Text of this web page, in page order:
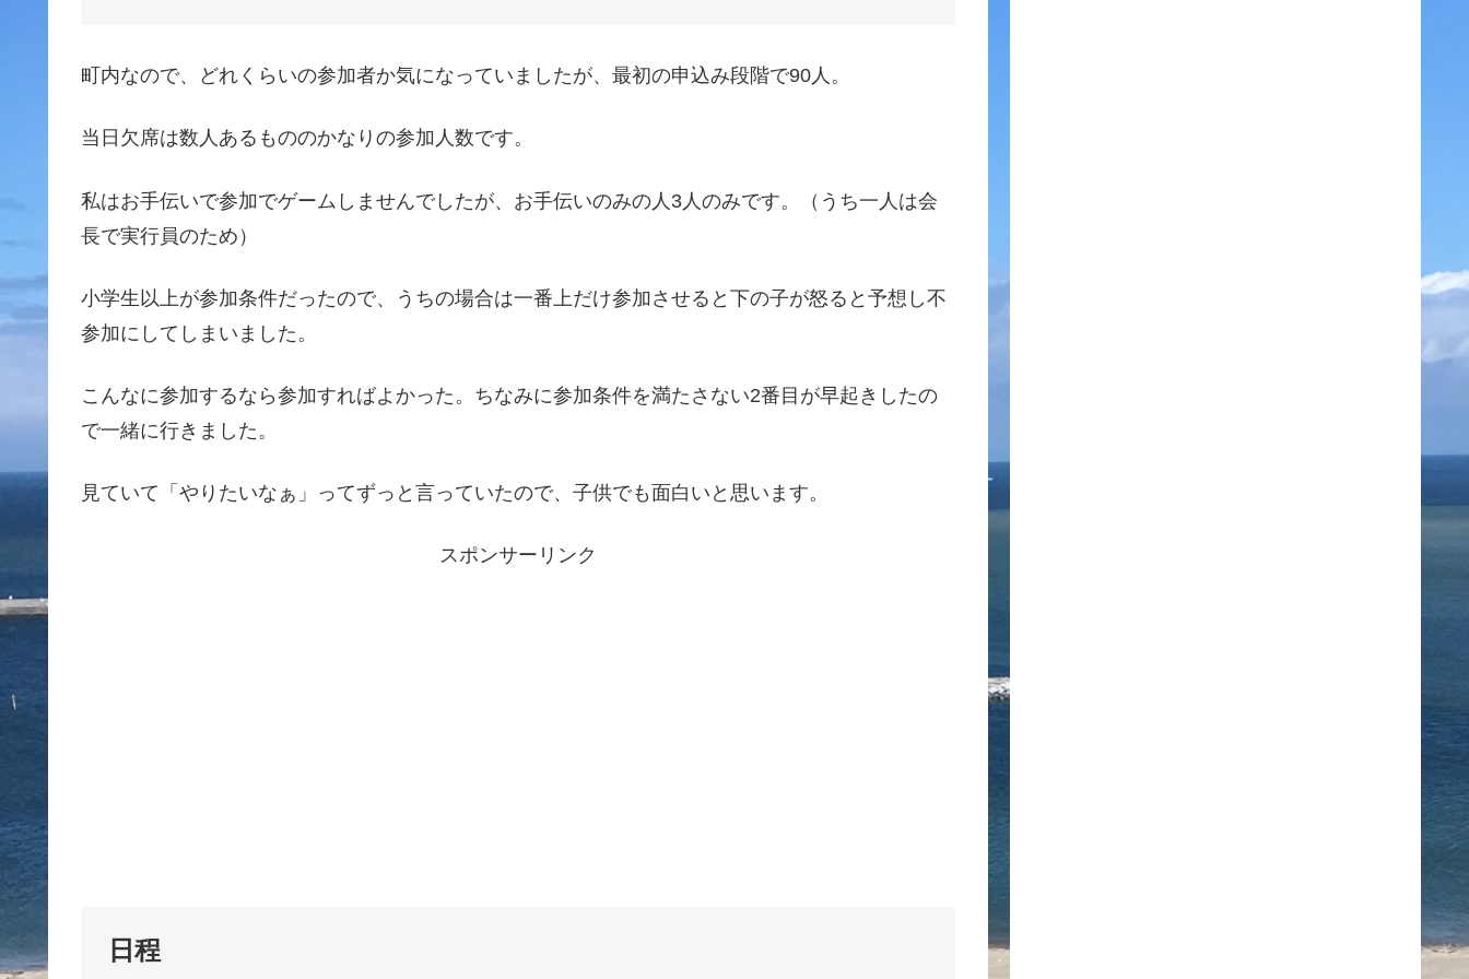
町内なので、どれくらいの参加者か気になっていましたが、最初の申込み段階で90人。
当日欠席は数人あるもののかなりの参加人数です。
私はお手伝いで参加でゲームしませんでしたが、お手伝いのみの人3人のみです。（うち一人は会
長で実行員のため）
小学生以上が参加条件だったので、うちの場合は一番上だけ参加させると下の子が怒ると予想し不
参加にしてしまいました。
こんなに参加するなら参加すればよかった。ちなみに参加条件を満たさない2番目が早起きしたの
で一緒に行きました。
見ていて「やりたいなぁ」ってずっと言っていたので、子供でも面白いと思います。
スポンサーリンク
日程